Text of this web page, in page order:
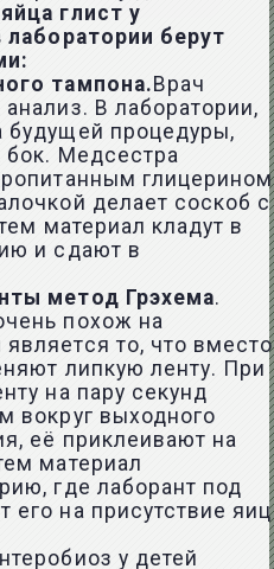
глист у
лаборатории берут
тампона. Врач
В лаборатории,
будущей процедуры,
бок. Медсестра
глицерином
делает соскоб с
материал кладут в
и сдают в
метод Грэхема.
похож на
то, что вместо
липкую ленту. При
на пару секунд
вокруг выходного
её приклеивают на
материал
где лаборант под
его на присутствие яиц